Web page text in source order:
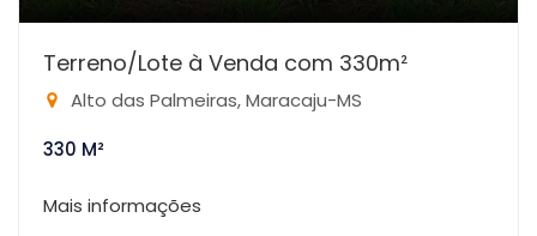
Terreno/Lote à Venda com 330m²
Alto das Palmeiras, Maracaju-MS
330 M²
Mais informações